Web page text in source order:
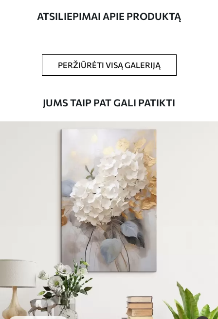
Straipsnio
s39857
Galite padengti laku.
Standartas
Iš15.00€
Eco-Premium
ATSILIEPIMAI APIE PRODUKTĄ
PERŽIŪRĖTI VISĄ GALERIJĄ
JUMS TAIP PAT GALI PATIKTI